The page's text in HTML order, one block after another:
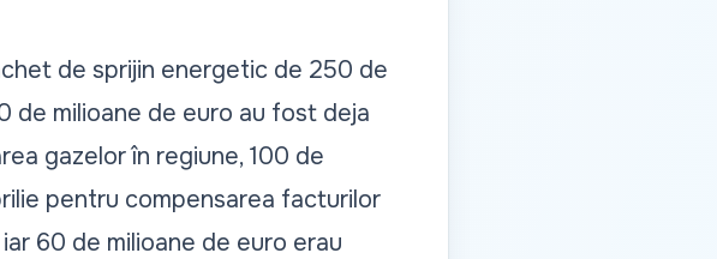
de sprijin energetic de 250 de
de milioane de euro au fost deja
gazelor în regiune, 100 de
pentru compensarea facturilor
60 de milioane de euro erau